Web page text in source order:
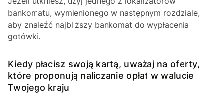
bankomatu, wymienionego w następnym rozdziale,
aby znaleźć najbliższy bankomat do wypłacenia
gotówki.
Kiedy płacisz swoją kartą, uważaj na oferty,
które proponują naliczanie opłat w walucie
Twojego kraju